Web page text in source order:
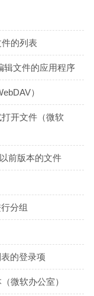
的列表
辑文件的应用程序
）
开文件（微软
前版本的文件
分组
的登录项
微软办公室）